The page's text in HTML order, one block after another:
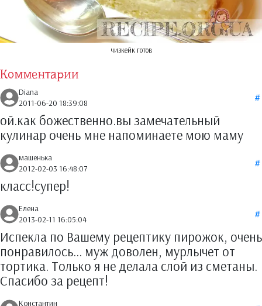
чизкейк готов
Комментарии
Diana
2011-06-20 18:39:08
ой.как божественно.вы замечательный
кулинар очень мне напоминаете мою маму
машенька
2012-02-03 16:48:07
класс!супер!
Елена
2013-02-11 16:05:04
Испекла по Вашему рецептику пирожок, очень
понравилось... муж доволен, мурлычет от
тортика. Только я не делала слой из сметаны.
Спасибо за рецепт!
Константин